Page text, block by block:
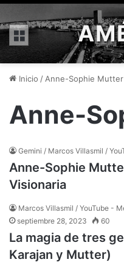
Menú
Inicio / Anne-Sophie Mutter
Anne-
Gemini / Marcos Villasmil /
Anne-Sophie
Visionaria
Marcos Villasmil / YouTube -
septiembre 28, 2023
60
La magia de tres
Karajan y Mutter)